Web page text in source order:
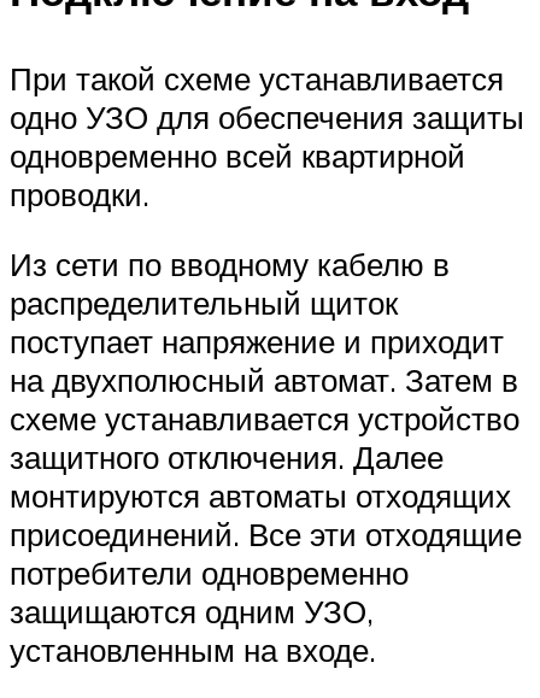
При такой схеме устанавливается
одно УЗО для обеспечения защиты
одновременно всей квартирной
проводки.
Из сети по вводному кабелю в
распределительный щиток
поступает напряжение и приходит
на двухполюсный автомат. Затем в
схеме устанавливается устройство
защитного отключения. Далее
монтируются автоматы отходящих
присоединений. Все эти отходящие
потребители одновременно
защищаются одним УЗО,
установленным на входе.